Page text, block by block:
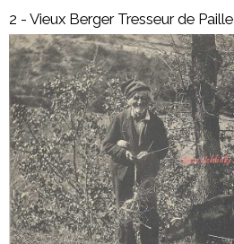
2 - Vieux Berger Tresseur de Paille